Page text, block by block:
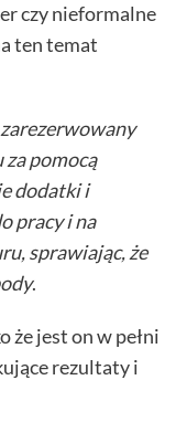
czy nieformalne
ten temat
pomocą
dodatki i
pracy i na
sprawiając, że
.
że jest on w pełni
rezultaty i